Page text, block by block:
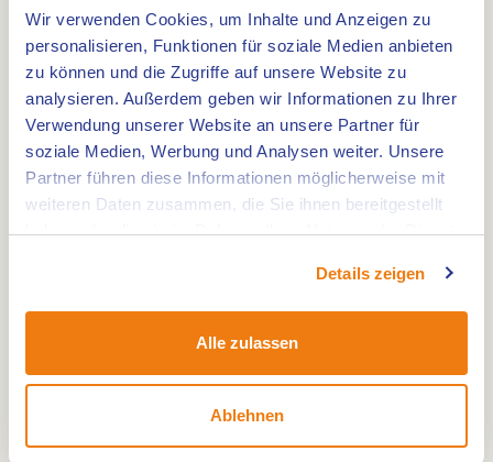
Wir verwenden Cookies, um Inhalte und Anzeigen zu
personalisieren, Funktionen für soziale Medien anbieten
zu können und die Zugriffe auf unsere Website zu
analysieren. Außerdem geben wir Informationen zu Ihrer
Verwendung unserer Website an unsere Partner für
soziale Medien, Werbung und Analysen weiter. Unsere
Partner führen diese Informationen möglicherweise mit
weiteren Daten zusammen, die Sie ihnen bereitgestellt
haben oder die sie im Rahmen Ihrer Nutzung der Dienste
Details zeigen
Alle zulassen
Ablehnen
Atmosphäre eintauchen möchten.
Ein musikalisches Labyrinth der Stimmungen
Auf dem Festival erwarten Sie mehrere Areas mit
jeweils eigenem Klang und Stil. Lassen Sie sich
mitreißen von treibenden House-Beats, singen Sie
mit bei bekannten Pop-Hits oder tanzen Sie zu
Urban und Guilty Pleasures. Gehen Sie Ihren
Op Dreef bietet nicht nur großartige Musik und
Stimmung. Freuen Sie sich auf kreative Shows,
Attraktionen und ein abwechslungsreiches